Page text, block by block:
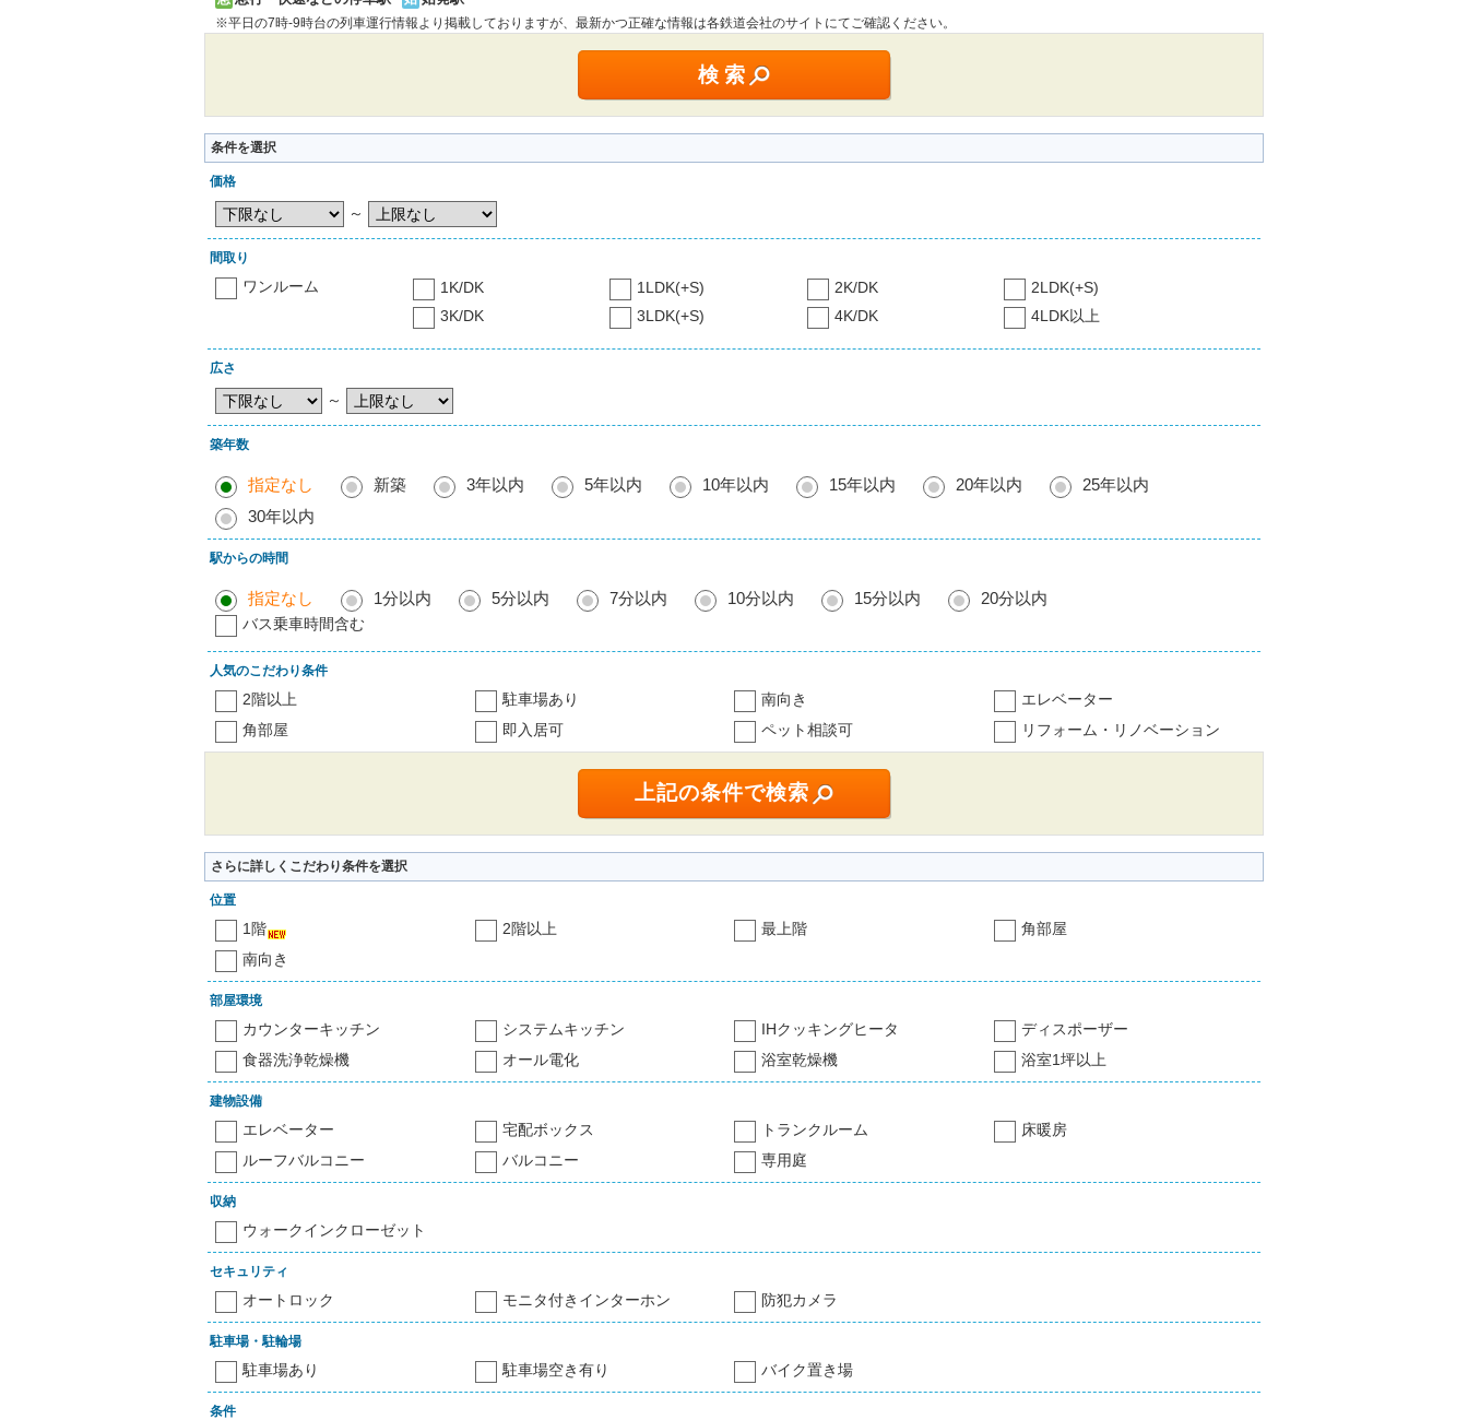
※平日の7時-9時台の列車運行情報より掲載しておりますが、最新かつ正確な情報は各鉄道会社のサイトにてご確認ください。
条件を選択
価格
～
間取り
ワンルーム 1K/DK 1LDK(+S) 2K/DK
2LDK(+S)
3K/DK
3LDK(+S) 4K/DK 4LDK以上
広さ
～
築年数
指定なし 新築 3年以内 5年以内 10年以内 15年以内 20年以内
25年以内
30年以内
駅からの時間
指定なし 1分以内 5分以内 7分以内 10分以内 15分以内 20分以内
バス乗車時間含む
人気のこだわり条件
2階以上 駐車場あり 南向き
エレベーター
角部屋
即入居可 ペット相談可 リフォーム・リノベーション
さらに詳しくこだわり条件を選択
位置
1階 2階以上 最上階
角部屋
南向き
部屋環境
カウンターキッチン システムキッチン IHクッキングヒータ
ディスポーザー
食器洗浄乾燥機
オール電化 浴室乾燥機 浴室1坪以上
建物設備
エレベーター 宅配ボックス トランクルーム
床暖房
ルーフバルコニー
バルコニー 専用庭
収納
ウォークインクローゼット
セキュリティ
オートロック モニタ付きインターホン 防犯カメラ
駐車場・駐輪場
駐車場あり 駐車場空き有り バイク置き場
条件